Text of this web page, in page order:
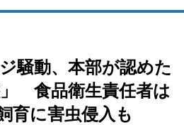
騒動、本部が認めた
」 食品衛生責任者は
育に害虫侵入も